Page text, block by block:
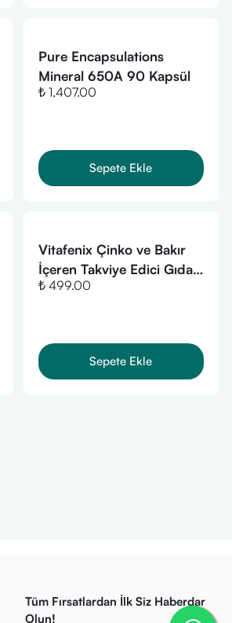
Pure Encapsulations
Mineral 650A 90 Kapsül
₺ 1,407.00
Sepete Ekle
Vitafenix Çinko ve Bakır
İçeren Takviye Edici Gıda
30 Kapsül
₺ 499.00
Sepete Ekle
Tüm Fırsatlardan İlk Siz Haberdar
Olun!